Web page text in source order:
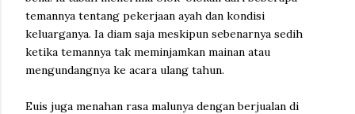
temannya tentang pekerjaan ayah dan kondisi
keluarganya. Ia diam saja meskipun sebenarnya sedih
ketika temannya tak meminjamkan mainan atau
mengundangnya ke acara ulang tahun.
Euis juga menahan rasa malunya dengan berjualan di